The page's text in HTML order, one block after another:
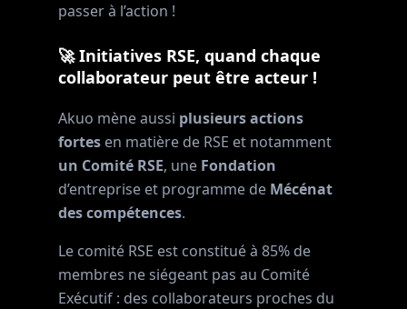
passer à l’action !
🚀 Initiatives RSE, quand chaque
collaborateur peut être acteur !
Akuo mène aussi plusieurs actions
fortes en matière de RSE et notamment
un Comité RSE, une Fondation
d’entreprise et programme de Mécénat
des compétences.
Le comité RSE est constitué à 85% de
membres ne siégeant pas au Comité
Exécutif : des collaborateurs proches du